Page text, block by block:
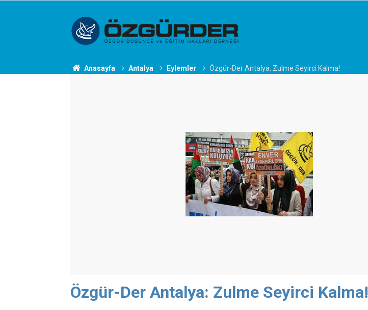
Anasayfa Antalya Eylemler Özgür-Der Antalya: Zulme Seyirci Kalma!
Özgür-Der Antalya: Zulme Seyirci Kalma!